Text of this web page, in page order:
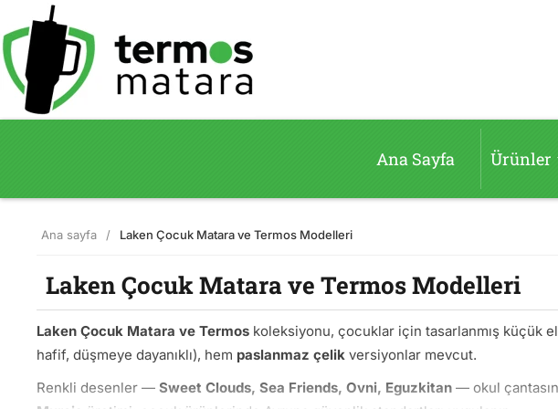
Ana Sayfa Ürünler
Ana sayfa / Laken Çocuk Matara ve Termos Modelleri
Laken Çocuk Matara ve Termos Modelleri
Laken Çocuk Matara ve Termos koleksiyonu, çocuklar için tasarlanmış küçük
hafif, düşmeye dayanıklı), hem paslanmaz çelik versiyonlar mevcut.
Renkli desenler —Sweet Clouds, Sea Friends, Ovni, Eguzkitan — okul